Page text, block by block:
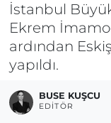
İstanbul
Ekrem
ardından
yapıldı.
BUSE KUŞCU
EDITÖR